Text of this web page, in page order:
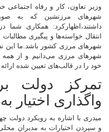
وزیر تعاون، کار و رفاه اجتماعی
شهرهای مرزنشین که به
داشتند،‌اظهارکرد: همکاری
انتقال خواسته‌ها و پیگیری
شهرهای مرزی کشور باشد.ما این
شهرهای مرزی می‌دانیم و از همه
خود را در قالب‌های تعیین شده ارائه
تمرکز دولت
واگذاری اختیار
میدری با اشاره به رویکرد دولت
و سپردن اختیارات به مدیران